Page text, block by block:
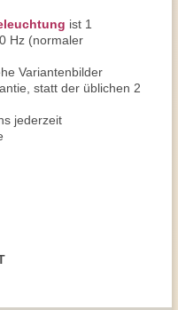
ist 1
Hz (normaler
Variantenbilder
statt der üblichen 2
jederzeit